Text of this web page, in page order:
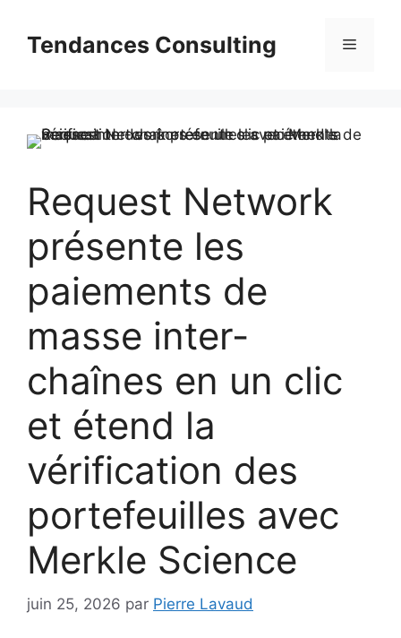
contenuTendances Consulting Menu
Request Network
présente les
paiements de
masse inter-
chaînes en un clic
et étend la
vérification des
portefeuilles avec
Merkle Science
juin 25, 2026 par Pierre Lavaud